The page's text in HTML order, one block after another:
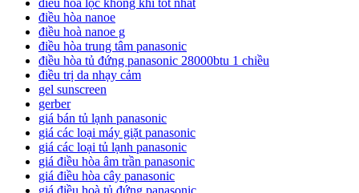
điều hoà lọc không khí tốt nhất
điều hòa nanoe
điều hoà nanoe g
điều hòa trung tâm panasonic
điều hòa tủ đứng panasonic 28000btu 1 chiều
điều trị da nhạy cảm
gel sunscreen
gerber
giá bán tủ lạnh panasonic
giá các loại máy giặt panasonic
giá các loại tủ lạnh panasonic
giá điều hòa âm trần panasonic
giá điều hòa cây panasonic